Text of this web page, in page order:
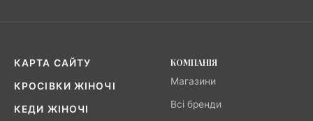
КАРТА САЙТУ
КРОСІВКИ ЖІНОЧІ
КЕДИ ЖІНОЧІ
КОМПАНІЯ
Магазини
Всі бренди